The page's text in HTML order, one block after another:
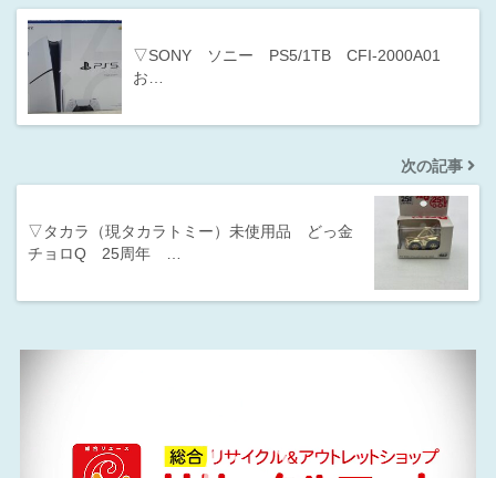
▽SONY ソニー PS5/1TB CFI-2000A01
お…
次の記事
▽タカラ（現タカラトミー）未使用品 どっ金
チョロQ 25周年 …